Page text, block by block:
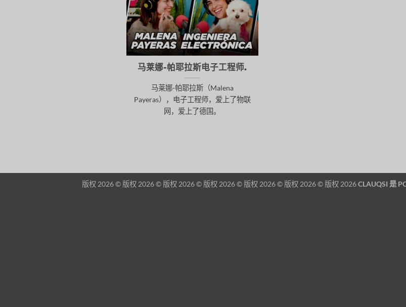
马莱娜-帕耶拉斯电子工程师.
马莱娜-帕耶拉斯（Malena
Payeras），电子工程师，爱上了物联
网，爱上了德国。
版权 2026 © 版权 2026 © 版权 2026 © 版权 2026 © 版权 2026 © 版权 2026 © 版权 2026CLAUQSI 是